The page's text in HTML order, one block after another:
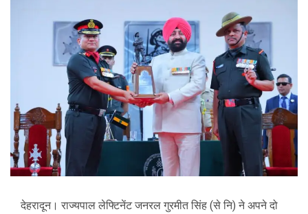
देहरादून। राज्यपाल लेफ्टिनेंट जनरल गुरमीत सिंह (से नि) ने अपने दो